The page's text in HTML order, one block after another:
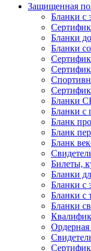
Защищенная
Бланки с
Бланки
Бланки
Бланки
Бланки с
Бланк
Бланк
Бланк
Билеты,
Бланки
Бланки с
Бланки с
Бланки
Ордерная